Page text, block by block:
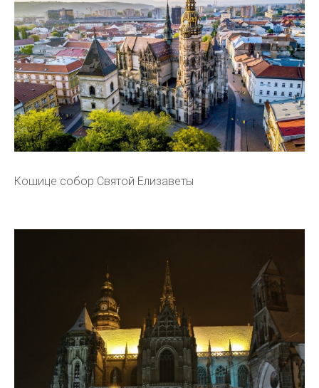
Кошице собор Святой Елизаветы